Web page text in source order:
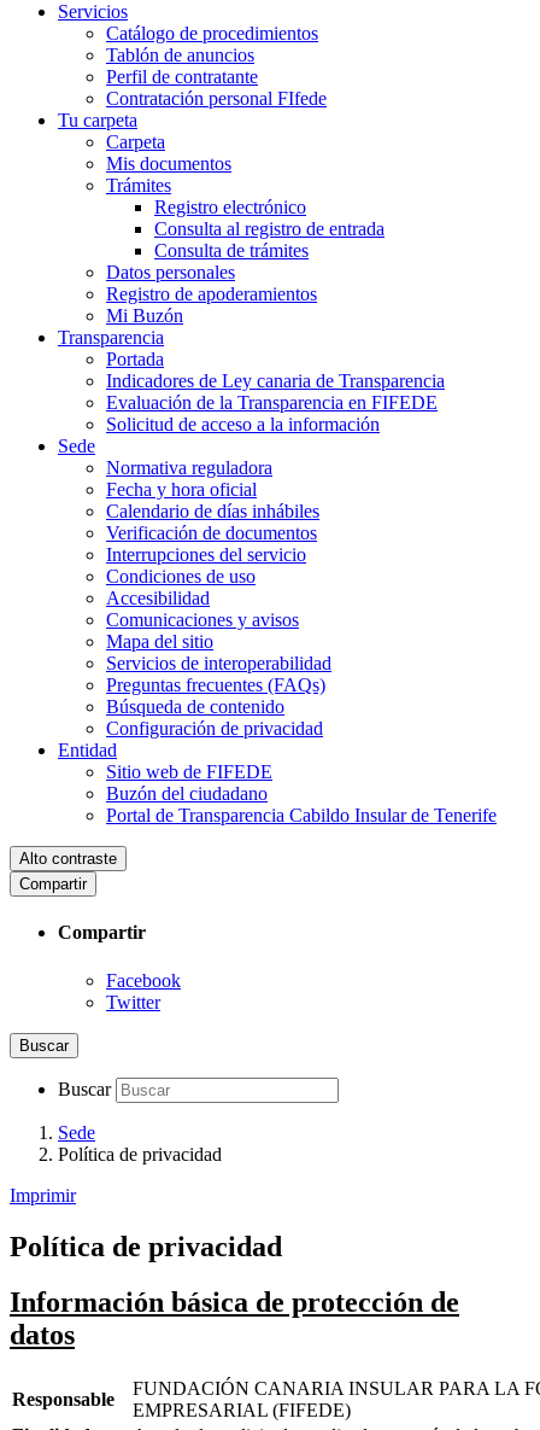
Servicios
Catálogo de procedimientos
Tablón de anuncios
Perfil de contratante
Contratación personal FIfede
Tu carpeta
Carpeta
Mis documentos
Trámites
Registro electrónico
Consulta al registro de entrada
Consulta de trámites
Datos personales
Registro de apoderamientos
Mi Buzón
Transparencia
Portada
Indicadores de Ley canaria de Transparencia
Evaluación de la Transparencia en FIFEDE
Solicitud de acceso a la información
Sede
Normativa reguladora
Fecha y hora oficial
Calendario de días inhábiles
Verificación de documentos
Interrupciones del servicio
Condiciones de uso
Accesibilidad
Comunicaciones y avisos
Mapa del sitio
Servicios de interoperabilidad
Preguntas frecuentes (FAQs)
Búsqueda de contenido
Configuración de privacidad
Entidad
Sitio web de FIFEDE
Buzón del ciudadano
Portal de Transparencia Cabildo Insular de Tenerife
Alto contraste
Compartir
Compartir
Facebook
Twitter
Buscar
Buscar
Sede
Política de privacidad
Imprimir
Política de privacidad
Información básica de protección de
datos
Responsable
FUNDACIÓN CANARIA INSULAR PARA LA
EMPRESARIAL (FIFEDE)